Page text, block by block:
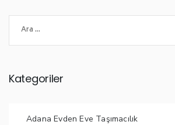
Kategoriler
Adana Evden Eve Taşımacılık